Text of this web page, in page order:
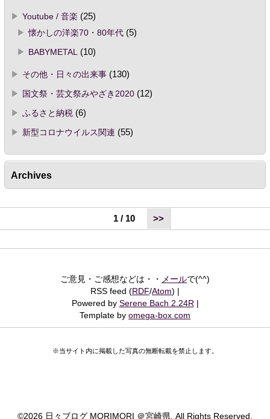
Youtube / 音楽 (25)
懐かしの洋楽70・80年代(5)
BABYMETAL
(10)
その他・日々の出来事(130)
国文祭・芸文祭みやざき2020(12)
ふるさと納税(6)
新型コロナウイルス関連 (55)
Archives
1 / 10 >>
ご意見・ご感想などは・・ メールで(^^)
RSS feed (RDF/Atom)
Powered by Serene Bach 2.24R
Template by omega-box.com
※当サイト内に掲載した写真の無断転載を禁止します。
©2026 日々ブログ MORIMORI ＠宮崎県. All Rights Reserved.